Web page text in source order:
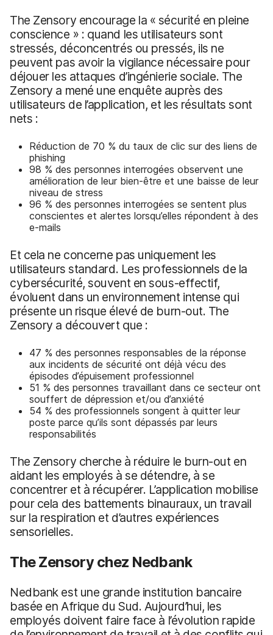
The Zensory encourage la « sécurité en pleine
conscience » : quand les utilisateurs sont
stressés, déconcentrés ou pressés, ils ne
peuvent pas avoir la vigilance nécessaire pour
déjouer les attaques d’ingénierie sociale. The
Zensory a mené une enquête auprès des
utilisateurs de l’application, et les résultats sont
nets :
Réduction de 70 % du taux de clic sur des liens de
phishing
98 % des personnes interrogées observent une
amélioration de leur bien-être et une baisse de leur
niveau de stress
96 % des personnes interrogées se sentent plus
conscientes et alertes lorsqu’elles répondent à des
e-mails
Et cela ne concerne pas uniquement les
utilisateurs standard. Les professionnels de la
cybersécurité, souvent en sous-effectif,
évoluent dans un environnement intense qui
présente un risque élevé de burn-out. The
Zensory a découvert que :
47 % des personnes responsables de la réponse
aux incidents de sécurité ont déjà vécu des
épisodes d’épuisement professionnel
51 % des personnes travaillant dans ce secteur ont
souffert de dépression et/ou d’anxiété
54 % des professionnels songent à quitter leur
poste parce qu’ils sont dépassés par leurs
responsabilités
The Zensory cherche à réduire le burn-out en
aidant les employés à se détendre, à se
concentrer et à récupérer. L’application mobilise
pour cela des battements binauraux, un travail
sur la respiration et d’autres expériences
sensorielles.
The Zensory chez Nedbank
Nedbank est une grande institution bancaire
basée en Afrique du Sud. Aujourd’hui, les
employés doivent faire face à l’évolution rapide